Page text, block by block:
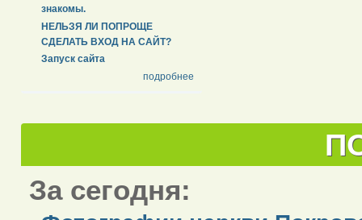
знакомы.
НЕЛЬЗЯ ЛИ ПОПРОЩЕ
СДЕЛАТЬ ВХОД НА САЙТ?
Запуск сайта
подробнее
За сегодня: